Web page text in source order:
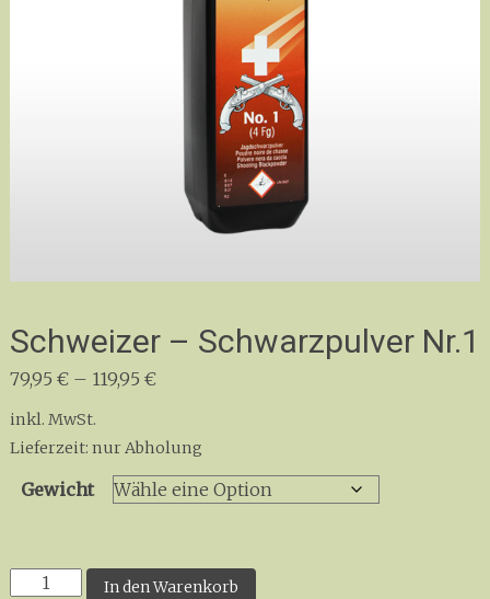
Schweizer – Schwarzpulver Nr.1
79,95 €– 119,95 €
inkl. MwSt.
Lieferzeit: nur Abholung
Gewicht
Schweizer
In den Warenkorb